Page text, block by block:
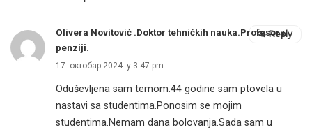
Olivera Novitović .Doktor tehničkih nauka.Profesor u
penziji.
17. октобар 2024. у 3:47 pm
Oduševljena sam temom.44 godine sam ptovela u
nastavi sa studentima.Ponosim se mojim
studentima.Nemam dana bolovanja.Sada sam u
Reply